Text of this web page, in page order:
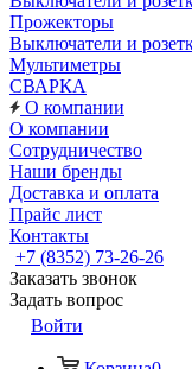
Прожекторы
Выключатели и
Мультиметры
СВАРКА
О компании
О компании
Сотрудничество
Наши бренды
Доставка и оплата
Прайс лист
Контакты
+7 (8352) 73-26-26
Заказать звонок
Задать вопрос
Войти